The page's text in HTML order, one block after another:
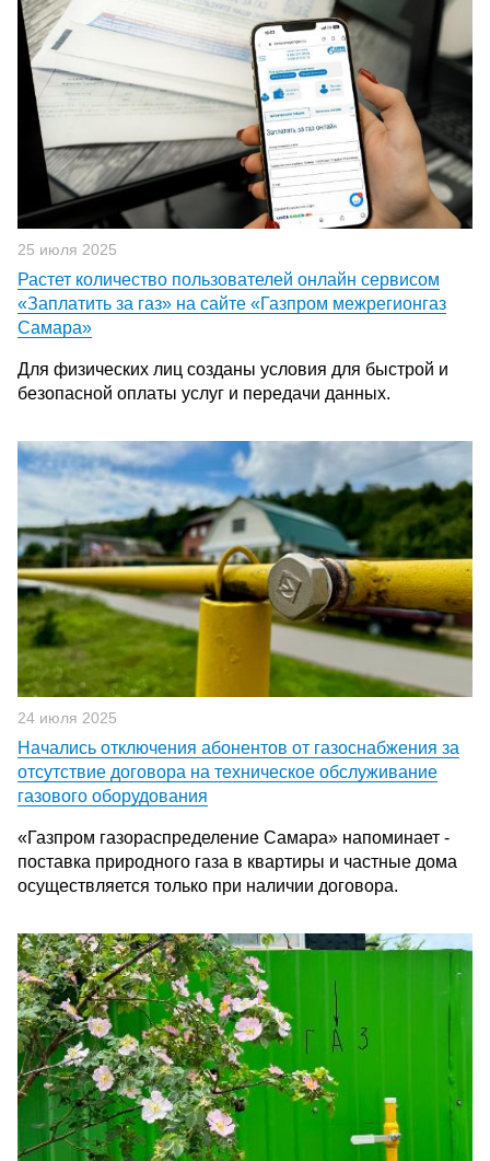
25 июля 2025
Растет количество пользователей онлайн сервисом
«Заплатить за газ» на сайте «Газпром межрегионгаз
Самара»
Для физических лиц созданы условия для быстрой и
безопасной оплаты услуг и передачи данных.
24 июля 2025
Начались отключения абонентов от газоснабжения за
отсутствие договора на техническое обслуживание
газового оборудования
«Газпром газораспределение Самара» напоминает -
поставка природного газа в квартиры и частные дома
осуществляется только при наличии договора.